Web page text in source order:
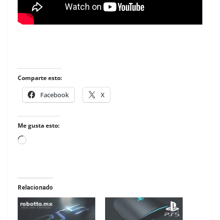
Comparte esto:
Facebook X
Me gusta esto:
Loading…
Relacionado